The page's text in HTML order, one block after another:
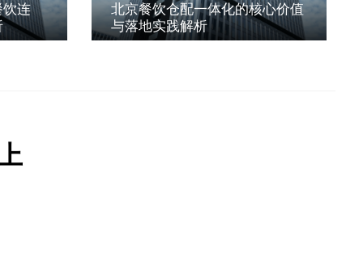
连
北京餐饮仓配一体化的核心价值
与落地实践解析